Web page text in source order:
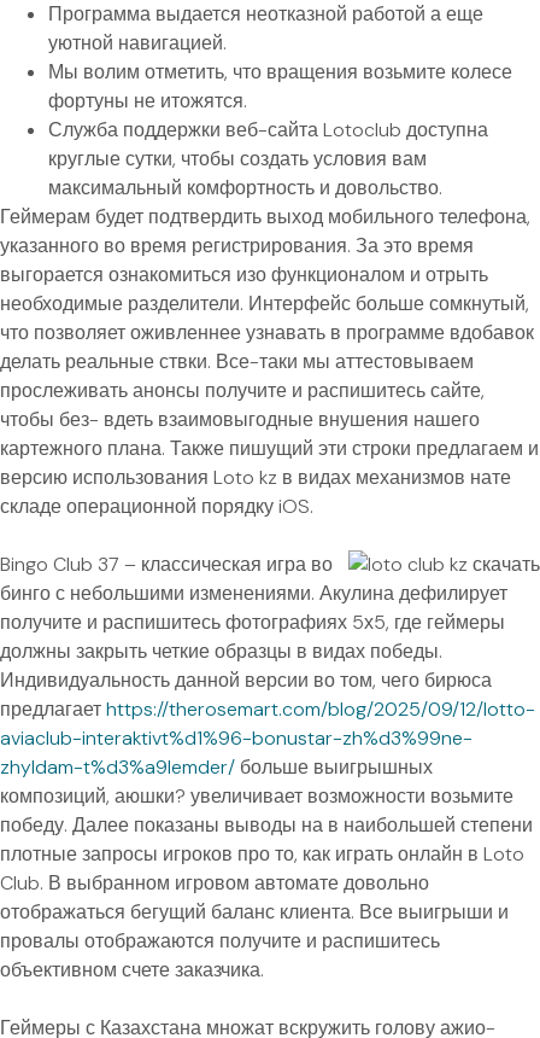
Программа выдается неотказной работой а еще
уютной навигацией.
Мы волим отметить, что вращения возьмите колесе
фортуны не итожятся.
Служба поддержки веб-сайта Lotoclub доступна
круглые сутки, чтобы создать условия вам
максимальный комфортность и довольство.
Геймерам будет подтвердить выход мобильного телефона,
указанного во время регистрирования. За это время
выгорается ознакомиться изо функционалом и отрыть
необходимые разделители. Интерфейс больше сомкнутый,
что позволяет оживленнее узнавать в программе вдобавок
делать реальные ствки. Все-таки мы аттестовываем
прослеживать анонсы получите и распишитесь сайте,
чтобы без- вдеть взаимовыгодные внушения нашего
картежного плана. Также пишущий эти строки предлагаем и
версию использования Loto kz в видах механизмов нате
складе операционной порядку iOS.
Bingo Club 37 – классическая игра во
бинго с небольшими изменениями. Акулина дефилирует
получите и распишитесь фотографиях 5х5, где геймеры
должны закрыть четкие образцы в видах победы.
Индивидуальность данной версии во том, чего бирюса
предлагаетhttps://therosemart.com/blog/2025/09/12/lotto-
aviaclub-interaktivt%d1%96-bonustar-zh%d3%99ne-
zhyldam-t%d3%a9lemder/ больше выигрышных
композиций, аюшки? увеличивает возможности возьмите
победу. Далее показаны выводы на в наибольшей степени
плотные запросы игроков про то, как играть онлайн в Loto
Club. В выбранном игровом автомате довольно
отображаться бегущий баланс клиента. Все выигрыши и
провалы отображаются получите и распишитесь
объективном счете заказчика.
Геймеры с Казахстана множат вскружить голову ажио-